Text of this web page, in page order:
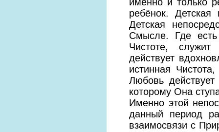
ребёнок. Детская
Детская
Смысле. Где
Чистоте,
действует
истинная
Любовь
которому Она
Именно этой
данный период
взаимосвязи с